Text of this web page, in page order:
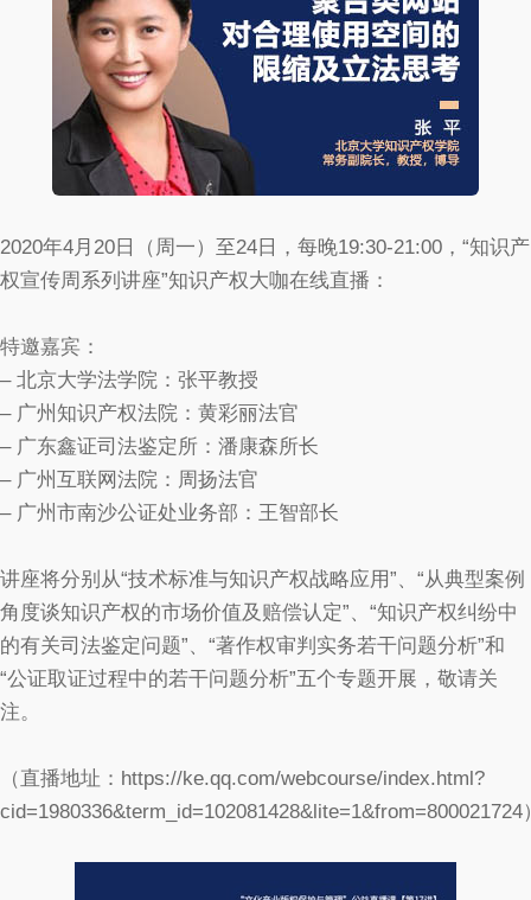
2020年4月20日（周一）至24日，每晚19:30-21:00，“知识产
权宣传周系列讲座”知识产权大咖在线直播：
特邀嘉宾：
– 北京大学法学院：张平教授
– 广州知识产权法院：黄彩丽法官
– 广东鑫证司法鉴定所：潘康森所长
– 广州互联网法院：周扬法官
– 广州市南沙公证处业务部：王智部长
讲座将分别从“技术标准与知识产权战略应用”、“从典型案例
角度谈知识产权的市场价值及赔偿认定”、“知识产权纠纷中
的有关司法鉴定问题”、“著作权审判实务若干问题分析”和
“公证取证过程中的若干问题分析”五个专题开展，敬请关
注。
（直播地址：https://ke.qq.com/webcourse/index.html?
cid=1980336&term_id=102081428&lite=1&from=800021724